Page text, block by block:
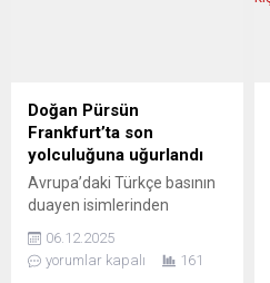
Doğan Pürsün
Frankfurt’ta son
yolculuğuna uğurlandı
Avrupa’daki Türkçe basının
duayen isimlerinden
Pürsün, Frankfurt’ta toprağa
verildi. Heiligenstock Park
06.12.2025
yorumlar kapalı
161